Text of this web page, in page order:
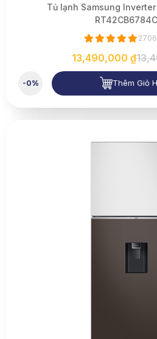
Tủ lạnh Samsung
13,490,000 ₫
-0% Thêm Giỏ